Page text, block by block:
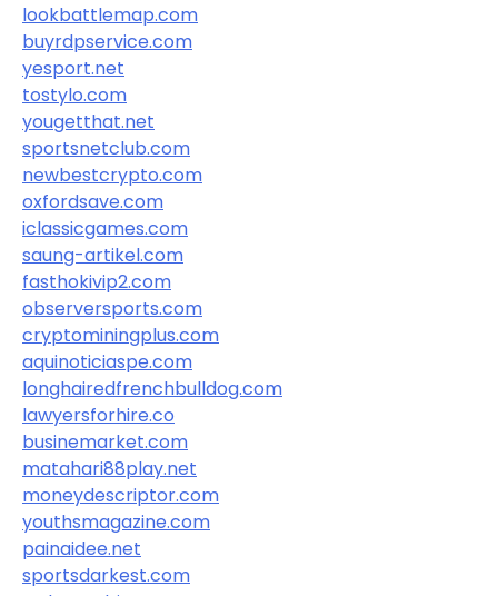
lookbattlemap.com
buyrdpservice.com
yesport.net
tostylo.com
yougetthat.net
sportsnetclub.com
newbestcrypto.com
oxfordsave.com
iclassicgames.com
saung-artikel.com
fasthokivip2.com
observersports.com
cryptominingplus.com
aquinoticiaspe.com
longhairedfrenchbulldog.com
lawyersforhire.co
businemarket.com
matahari88play.net
moneydescriptor.com
youthsmagazine.com
painaidee.net
sportsdarkest.com